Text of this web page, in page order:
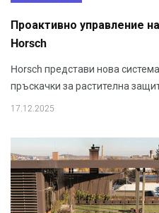
Проактивно управление
Horsch
Horsch представи нова
пръскачки за растителна
17.12.2025